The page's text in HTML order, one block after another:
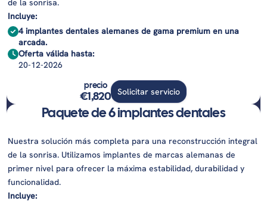
de la sonrisa.
Incluye:
4 implantes dentales alemanes de gama premium en una
arcada.
Oferta válida hasta:
20-12-2026
precio
€1,820 Solicitar servicio
Paquete de 6 implantes dentales
Nuestra solución más completa para una reconstrucción integral
de la sonrisa. Utilizamos implantes de marcas alemanas de
primer nivel para ofrecer la máxima estabilidad, durabilidad y
funcionalidad.
Incluye: